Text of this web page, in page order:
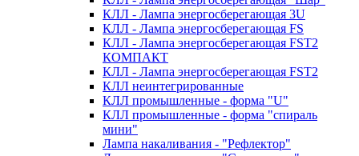
КЛЛ - Лампа энергосберегающая 3U
КЛЛ - Лампа энергосберегающая FS
КЛЛ - Лампа энергосберегающая FST2
КОМПАКТ
КЛЛ - Лампа энергосберегающая FSТ2
КЛЛ неинтегрированные
КЛЛ промышленные - форма "U"
КЛЛ промышленные - форма "спираль
мини"
Лампа накаливания - "Рефлектор"